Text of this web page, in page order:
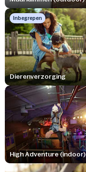
Inbegrepen
Dierenverzorging
High Adventure (indoor)